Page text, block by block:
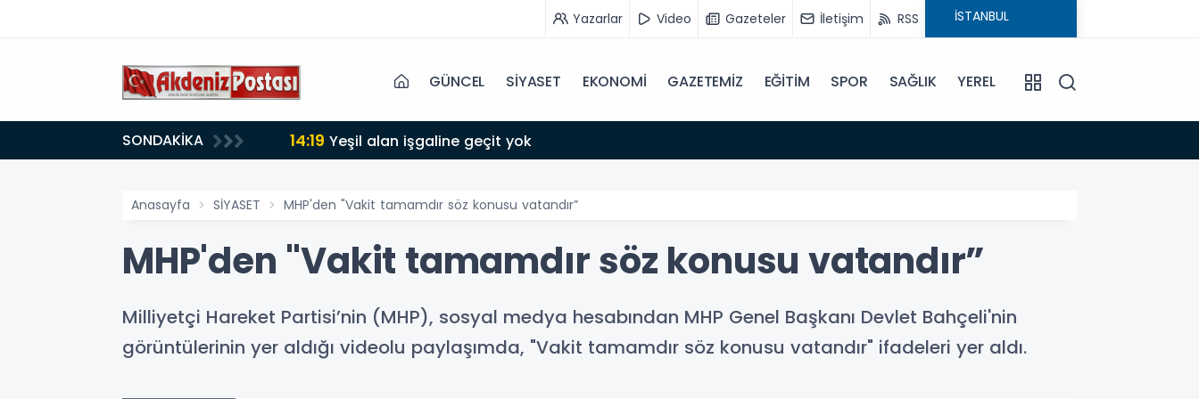
Yazarlar Video Gazeteler İletişim RSS
GÜNCEL SİYASET EKONOMİ GAZETEMİZ EĞİTİM SPOR SAĞLIK YEREL
SONDAKİKA 14:18 Büyükşehir Belediyesi sürdürülebilir kalkınmada zirvede
Anasayfa SİYASET MHP'den "Vakit tamamdır söz konusu vatandır”
MHP'den "Vakit tamamdır söz konusu vatandır”
Milliyetçi Hareket Partisi’nin (MHP), sosyal medya hesabından MHP Genel Başkanı Devlet Bahçeli'nin
görüntülerinin yer aldığı videolu paylaşımda, "Vakit tamamdır söz konusu vatandır" ifadeleri yer aldı.